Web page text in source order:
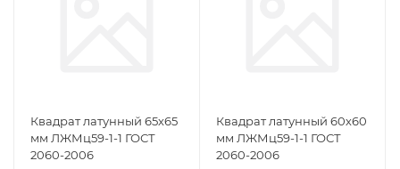
Квадрат латунный 65х65
мм ЛЖМц59-1-1 ГОСТ
2060-2006
Квадрат латунный 60х60
мм ЛЖМц59-1-1 ГОСТ
2060-2006